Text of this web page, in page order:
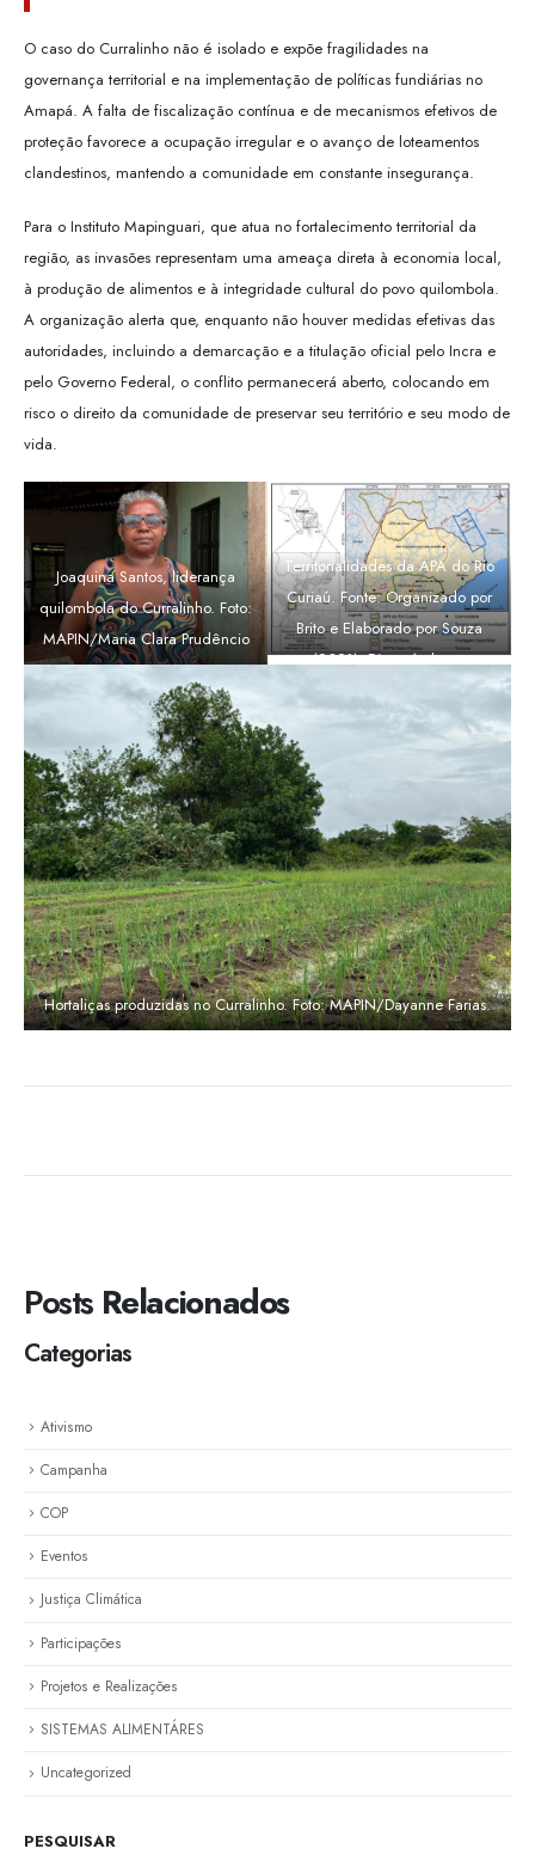
O caso do Curralinho não é isolado e expõe fragilidades na
governança territorial e na implementação de políticas fundiárias no
Amapá. A falta de fiscalização contínua e de mecanismos efetivos de
proteção favorece a ocupação irregular e o avanço de loteamentos
clandestinos, mantendo a comunidade em constante insegurança.
Para o Instituto Mapinguari, que atua no fortalecimento territorial da
região, as invasões representam uma ameaça direta à economia local,
à produção de alimentos e à integridade cultural do povo quilombola.
A organização alerta que, enquanto não houver medidas efetivas das
autoridades, incluindo a demarcação e a titulação oficial pelo Incra e
pelo Governo Federal, o conflito permanecerá aberto, colocando em
risco o direito da comunidade de preservar seu território e seu modo de
vida.
Joaquina Santos, liderança
quilombola do Curralinho. Foto:
MAPIN/Maria Clara Prudêncio
Territorialidades da APA do Rio
Curiaú. Fonte: Organizado por
Brito e Elaborado por Souza
(2021). Disponível em:
publicacoes.uerj.br/index.php/
Hortaliças produzidas no Curralinho. Foto: MAPIN/Dayanne Farias.
Posts Relacionados
Categorias
Ativismo
Campanha
COP
Eventos
Justiça Climática
Participações
Projetos e Realizações
SISTEMAS ALIMENTÁRES
Uncategorized
PESQUISAR